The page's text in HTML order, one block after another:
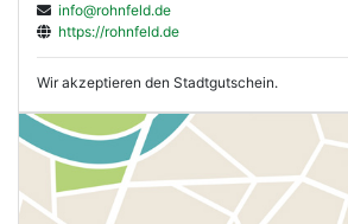
info@rohnfeld.de
https://rohnfeld.de
Wir akzeptieren den Stadtgutschein.